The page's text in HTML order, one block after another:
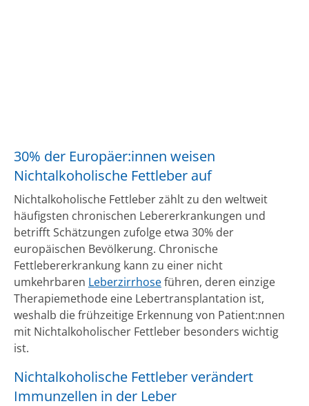
30% der Europäer:innen weisen
Nichtalkoholische Fettleber auf
Nichtalkoholische Fettleber zählt zu den weltweit
häufigsten chronischen Lebererkrankungen und
betrifft Schätzungen zufolge etwa 30% der
europäischen Bevölkerung. Chronische
Fettlebererkrankung kann zu einer nicht
umkehrbaren Leberzirrhoseführen, deren einzige
Therapiemethode eine Lebertransplantation ist,
weshalb die frühzeitige Erkennung von Patient:nnen
mit Nichtalkoholischer Fettleber besonders wichtig
ist.
Nichtalkoholische Fettleber verändert
Immunzellen in der Leber